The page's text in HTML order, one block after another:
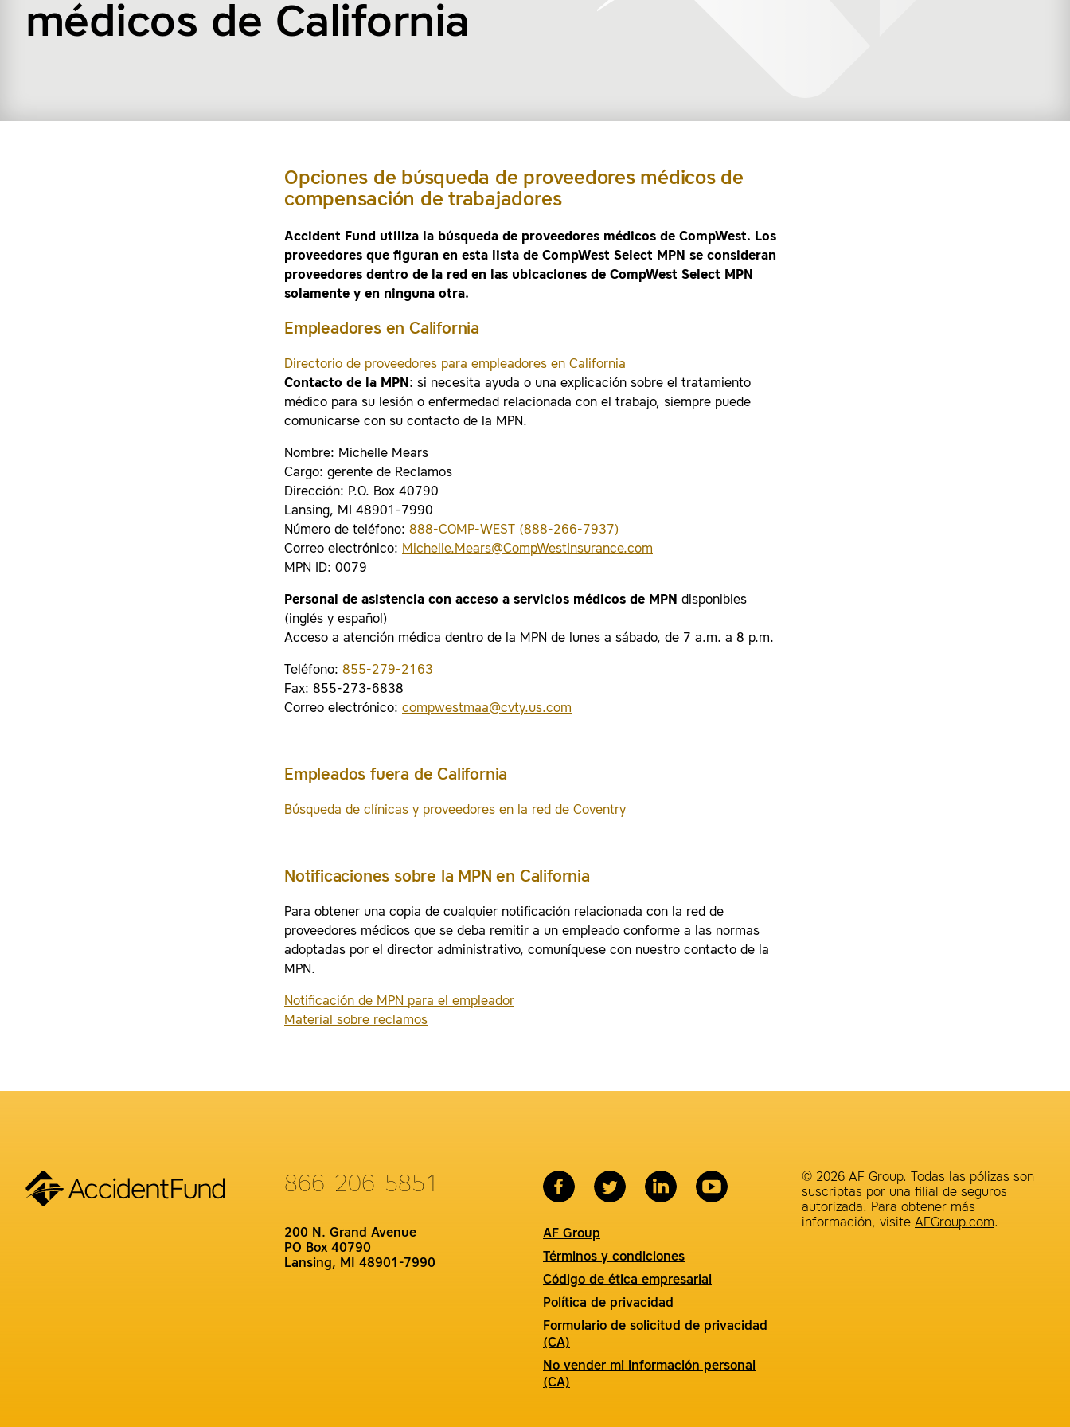
médicos de California
Opciones de búsqueda de proveedores médicos de
compensación de trabajadores
Accident Fund utiliza la búsqueda de proveedores médicos de CompWest. Los
proveedores que figuran en esta lista de CompWest Select MPN se consideran
proveedores dentro de la red en las ubicaciones de CompWest Select MPN
solamente y en ninguna otra.
Empleadores en California
Directorio de proveedores para empleadores en California
Contacto de la MPN : si necesita ayuda o una explicación sobre el tratamiento
médico para su lesión o enfermedad relacionada con el trabajo, siempre puede
comunicarse con su contacto de la MPN.
Nombre: Michelle Mears
Cargo: gerente de Reclamos
Dirección: P.O. Box 40790
Lansing, MI 48901-7990
Número de teléfono: 888-COMP-WEST (888-266-7937)
Correo electrónico: Michelle.Mears@CompWestInsurance.com
MPN ID: 0079
Personal de asistencia con acceso a servicios médicos de MPN disponibles
(inglés y español)
Acceso a atención médica dentro de la MPN de lunes a sábado, de 7 a.m. a 8 p.m.
Teléfono: 855-279-2163
Fax: 855-273-6838
Correo electrónico: compwestmaa@cvty.us.com
Empleados fuera de California
Búsqueda de clínicas y proveedores en la red de Coventry
Notificaciones sobre la MPN en California
Para obtener una copia de cualquier notificación relacionada con la red de
proveedores médicos que se deba remitir a un empleado conforme a las normas
adoptadas por el director administrativo, comuníquese con nuestro contacto de la
MPN.
Notificación de MPN para el empleador
Material sobre reclamos
866-206-5851
200 N. Grand Avenue
PO Box 40790
Lansing, MI 48901-7990
AF Group
Términos y condiciones
Código de ética empresarial
Política de privacidad
Formulario de solicitud de privacidad
(CA)
No vender mi información personal
(CA)
© 2026 AF Group. Todas las pólizas son
suscriptas por una filial de seguros
autorizada. Para obtener más
información, visite AFGroup.com.